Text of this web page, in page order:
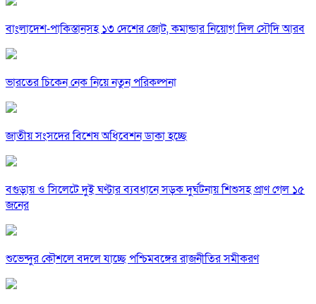
বাংলাদেশ-পাকিস্তানসহ ১৩ দেশের জোট, কমান্ডার নিয়োগ দিল সৌদি আরব
ভারতের চিকেন নেক নিয়ে নতুন পরিকল্পনা
জাতীয় সংসদের বিশেষ অধিবেশন ডাকা হচ্ছে
বগুড়ায় ও সিলেটে দুই ঘণ্টার ব্যবধানে সড়ক দুর্ঘটনায় শিশুসহ প্রাণ গেল ১৫
জনের
শুভেন্দুর কৌশলে বদলে যাচ্ছে পশ্চিমবঙ্গের রাজনীতির সমীকরণ